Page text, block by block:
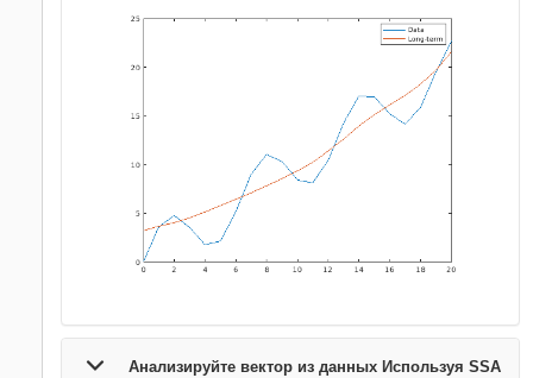
Анализируйте вектор из данных Используя SSA